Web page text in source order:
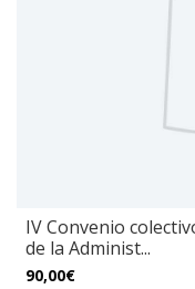
IV Convenio
de la Administ...
90,00€